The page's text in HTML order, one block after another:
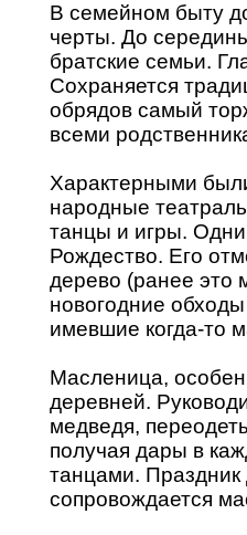
В семейном быту
черты. До
братские семьи.
Сохраняется
обрядов самый
всеми
Характерными
народные
танцы и игры.
Рождество. Его
дерево (ранее это
новогодние
имевшие когда-то
Масленица,
деревней.
медведя,
получая дары в
танцами.
сопровождается